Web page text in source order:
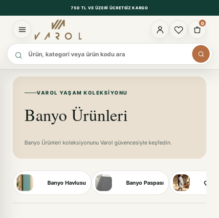
750 TL VE ÜZERI ÜCRETSIZ KARGO
0
Ürün ara
VAROL YAŞAM KOLEKSIYONU
Banyo Ürünleri
Banyo Ürünleri koleksiyonunu Varol güvencesiyle keşfedin.
Banyo Havlusu Banyo Paspası